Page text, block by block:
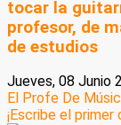
tocar la
profesor, de
de estudios
Jueves, 08 Junio
El Profe De
¡Escribe el